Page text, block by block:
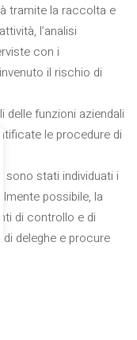
tramite la raccolta e
l’analisi
con i
il rischio di
delle funzioni aziendali
le procedure di
sono stati individuati i
possibile, la
di controllo e di
deleghe e procure